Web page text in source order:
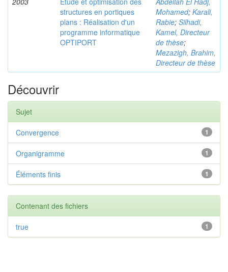
structures en portiques
plans : Réalisation d'un
programme informatique
OPTIPORT
Mohamed; Karali,
Rabie; Silhadi,
Kamel, Directeur
de thèse;
Mezazigh, Brahim,
Directeur de thèse
Découvrir
Sujet
1
Convergence
1
Organigramme
1
Éléments finis
Contenant des fichiers
1
true